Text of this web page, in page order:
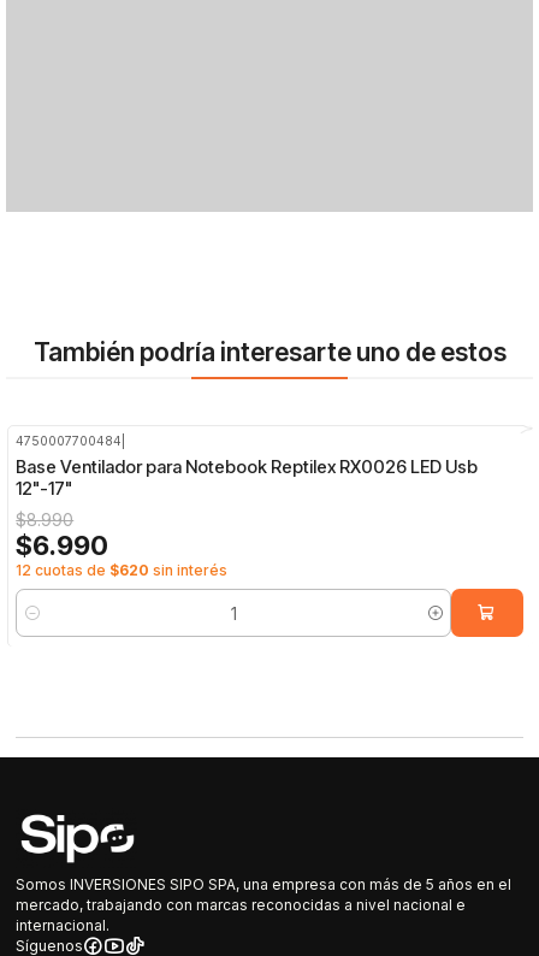
También podría interesarte uno de estos
4750007700484
Base Ventilador para Notebook Reptilex RX0026 LED Usb
12"-17"
$8.990
$6.990
12 cuotas de $620 sin interés
Cantidad
Somos INVERSIONES SIPO SPA, una empresa con más de 5 años en el
mercado, trabajando con marcas reconocidas a nivel nacional e
internacional.
Síguenos